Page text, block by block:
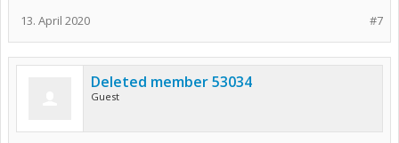
#7
13. April 2020
Deleted member 53034
Guest